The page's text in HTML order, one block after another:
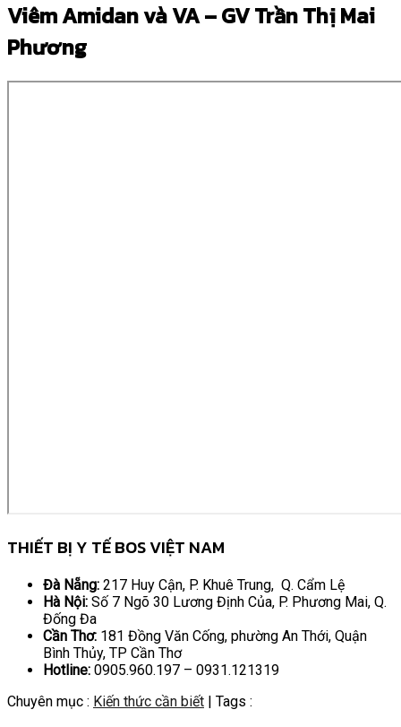
Viêm Amidan và VA – GV Trần Thị Mai
Phương
THIẾT BỊ Y TẾ BOS VIỆT NAM
Đà Nẵng: 217 Huy Cận, P. Khuê Trung, Q. Cẩm Lệ
Hà Nội: Số 7 Ngõ 30 Lương Định Của, P. Phương Mai, Q.
Đống Đa
Cần Thơ: 181 Đồng Văn Cống, phường An Thới, Quận
Bình Thủy, TP Cần Thơ
Hotline: 0905.960.197 – 0931.121319
Chuyên mục : Kiến thức cần biết | Tags :